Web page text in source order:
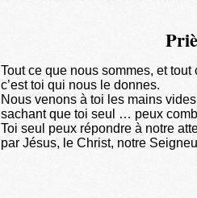
Tout ce que nous sommes, et
c’est toi qui nous le donnes.
Nous venons à toi les mains
sachant que toi seul … peux
Toi seul peux répondre à notre
par Jésus, le Christ, notre